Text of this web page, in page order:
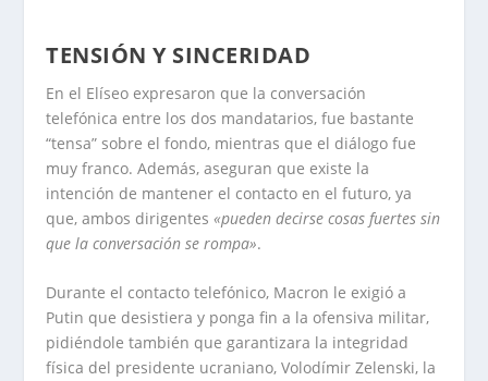
TENSIÓN Y SINCERIDAD
En el Elíseo expresaron que la conversación
telefónica entre los dos mandatarios, fue bastante
“tensa” sobre el fondo, mientras que el diálogo fue
muy franco. Además, aseguran que existe la
intención de mantener el contacto en el futuro, ya
que, ambos dirigentes«pueden decirse cosas fuertes sin
que la conversación se rompa».
Durante el contacto telefónico, Macron le exigió a
Putin que desistiera y ponga fin a la ofensiva militar,
pidiéndole también que garantizara la integridad
física del presidente ucraniano, Volodímir Zelenski, la